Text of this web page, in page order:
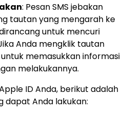
: Pesan SMS jebakan
tautan yang mengarah ke
untuk mencuri
Anda mengklik tautan
memasukkan informasi
melakukannya.
ID Anda, berikut adalah
dapat Anda lakukan: